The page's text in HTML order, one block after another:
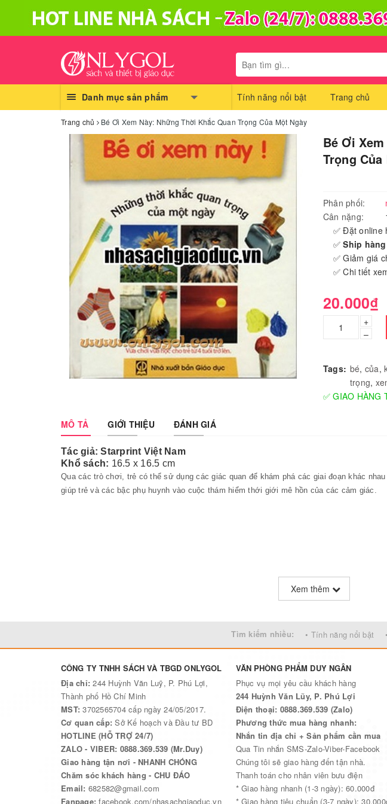
Danh mục sản phẩm Tính năng nổi bật Trang chủ
Trang chủ Bé Ơi Xem Này: Những Thời Khắc Quan Trọng Của Một Ngày
Bé Ơi
Trọng
Phân phối:
Cân nặng:
✅ Đặt online
✅Ship
✅ Giảm giá
✅ Chi tiết
20.000₫
+
–
Tags: bé, của,
trọng,
✅ GIAO HÀNG
MÔ TẢ GIỚI THIỆU ĐÁNH GIÁ
Tác giả: Starprint Việt Nam
Khổ sách: 16.5 x 16.5 cm
Qua các trò chơi, trẻ có thể sử dụng các giác quan để khám phá các giai đoạn khác
giúp trẻ và các bậc phụ huynh vào cuộc thám hiểm thới giới mê hồn của các cảm giác.
Xem thêm
Tìm kiếm nhiều: • Tính năng nổi bật
CÔNG TY TNHH SÁCH VÀ TBGD ONLYGOL
Địa chỉ:244 Huỳnh Văn Luỹ, P. Phú Lợi,
Thành phố Hồ Chí Minh
MST:3702565704 cấp ngày 24/05/2017.
Cơ quan cấp:Sở Kế hoạch và Đầu tư BD
HOTLINE (HỖ TRỢ 24/7)
ZALO - VIBER: 0888.369.539 (Mr.Duy)
Giao hàng tận nơi - NHANH CHÓNG
Chăm sóc khách hàng - CHU ĐÁO
Email: 682582@gmail.com
Fanpage:facebook.com/nhasachgiaoduc.vn
VĂN PHÒNG PHẨM DUY NGÂN
Phục vụ mọi yêu cầu khách hàng
244 Huỳnh Văn Lũy, P. Phú Lợi
Điện thoại: 0888.369.539 (Zalo)
Phương thức mua hàng nhanh:
Nhắn tin địa chỉ + Sản phẩm cần mua
Qua Tin nhắn SMS-Zalo-Viber-Facebook
Chúng tôi sẽ giao hàng đến tận nhà.
Thanh toán cho nhân viên bưu điện
* Giao hàng nhanh (1-3 ngày): 60.000đ
* Giao hàng tiêu chuẩn (3-7 ngày):